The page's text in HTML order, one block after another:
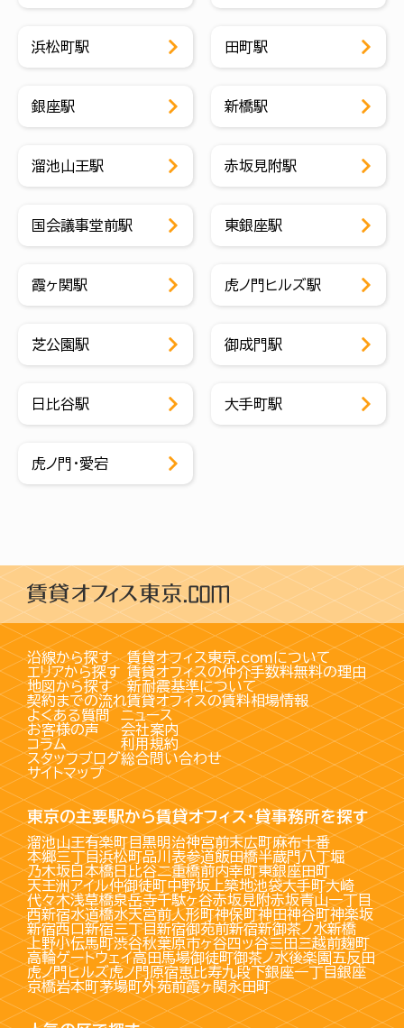
浜松町駅 田町駅
銀座駅 新橋駅
溜池山王駅 赤坂見附駅
国会議事堂前駅 東銀座駅
霞ヶ関駅 虎ノ門ヒルズ駅
芝公園駅 御成門駅
日比谷駅 大手町駅
虎ノ門・愛宕
沿線から探す
エリアから探す
地図から探す
契約までの流れ
賃貸オフィス東京.comについて
賃貸オフィスの仲介手数料無料の理由
新耐震基準について
賃貸オフィスの賃料相場情報
よくある質問
お客様の声
コラム
スタッフブログ
サイトマップ
ニュース
会社案内
利用規約
総合問い合わせ
東京の主要駅から賃貸オフィス・貸事務所を探す
溜池山王有楽町目黒明治神宮前末広町麻布十番
本郷三丁目浜松町品川 表参道飯田橋半蔵門八丁堀
乃木坂日本橋日比谷二重橋前内幸町東銀座田町
天王洲アイル仲御徒町中野坂上築地池袋大手町大崎
代々木浅草橋泉岳寺千駄ヶ谷赤坂見附赤坂青山一丁目
西新宿水道橋水天宮前人形町神保町神田神谷町神楽坂
新宿西口新宿三丁目新宿御苑前新宿新御茶ノ水新橋
上野小伝馬町渋谷秋葉原市ヶ谷四ッ谷三田三越前麹町
高輪ゲートウェイ高田馬場御徒町御茶ノ水後楽園五反田
虎ノ門ヒルズ虎ノ門原宿恵比寿九段下銀座一丁目銀座
京橋岩本町茅場町外苑前霞ヶ関永田町